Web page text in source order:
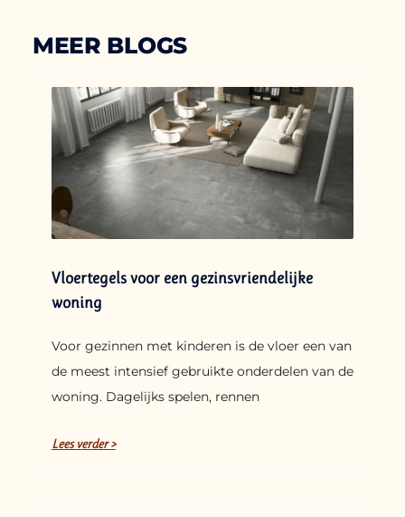
MEER BLOGS
Vloertegels voor een gezinsvriendelijke
woning
Voor gezinnen met kinderen is de vloer een van
de meest intensief gebruikte onderdelen van de
woning. Dagelijks spelen, rennen
Lees verder >